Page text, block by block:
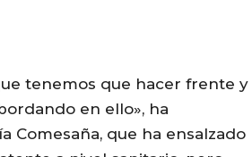
tenemos que hacer frente y
en ello», ha
Comesaña, que ha ensalzado